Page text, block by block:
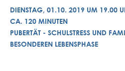
DIENSTAG, 01.10. 2019 UM 19.00
CA. 120 MINUTEN
PUBERTÄT - SCHULSTRESS UND
BESONDEREN LEBENSPHASE